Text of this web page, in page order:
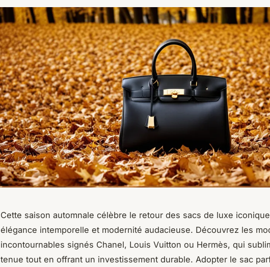
Cette saison automnale célèbre le retour des sacs de luxe
élégance intemporelle et modernité audacieuse. Découvrez les
incontournables signés Chanel, Louis Vuitton ou Hermès, qui
tenue tout en offrant un investissement durable. Adopter le sac